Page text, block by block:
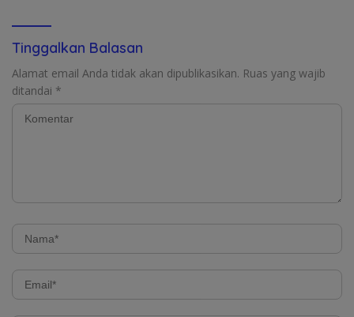
Tinggalkan Balasan
Alamat email Anda tidak akan dipublikasikan. Ruas yang wajib
ditandai *